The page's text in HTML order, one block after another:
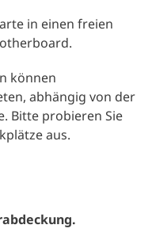
in einen freien
können
abhängig von der
Bitte probieren Sie
aus.